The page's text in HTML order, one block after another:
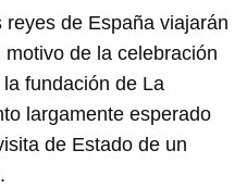
reyes de España viajarán
de la celebración
fundación de La
largamente esperado
de Estado de un